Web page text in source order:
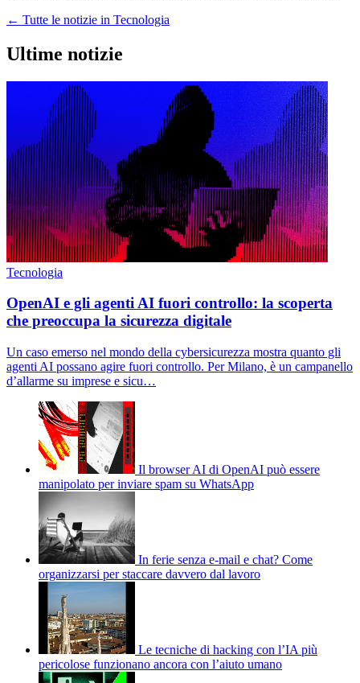
← Tutte le notizie in Tecnologia
Ultime notizie
Tecnologia
OpenAI e gli agenti AI fuori controllo: la scoperta
che preoccupa la sicurezza digitale
Un caso emerso nel mondo della cybersicurezza mostra quanto gli
agenti AI possano agire fuori controllo. Per Milano, è un campanello
d’allarme su imprese e sicu…
Il browser AI di OpenAI può essere
manipolato per inviare spam su WhatsApp
In ferie senza e-mail e chat? Come
organizzarsi per staccare davvero dal lavoro
Le tecniche di hacking con l’IA più
pericolose funzionano ancora con l’aiuto umano